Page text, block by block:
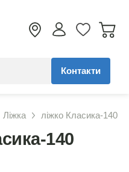
Контакти
Ліжка ліжко Класика-140
140